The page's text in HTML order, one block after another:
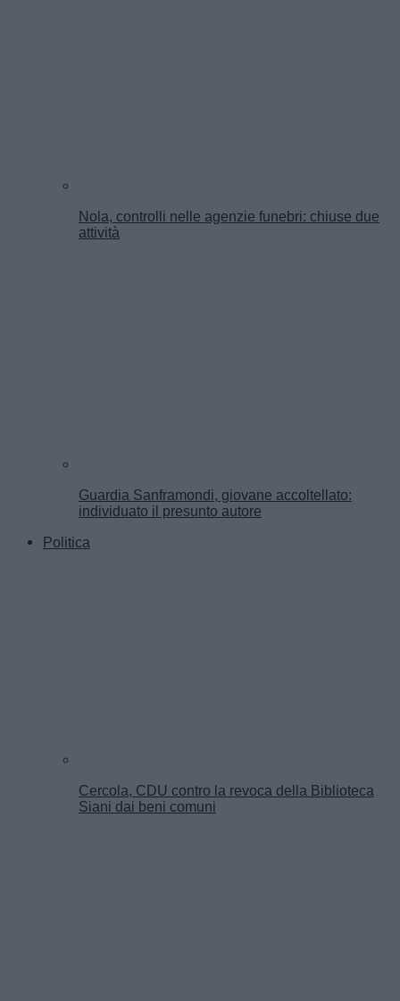
Nola, controlli nelle agenzie funebri: chiuse due
attività
Guardia Sanframondi, giovane accoltellato:
individuato il presunto autore
Politica
Cercola, CDU contro la revoca della Biblioteca
Siani dai beni comuni